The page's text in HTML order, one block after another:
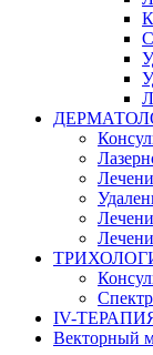
IV-
Векторный